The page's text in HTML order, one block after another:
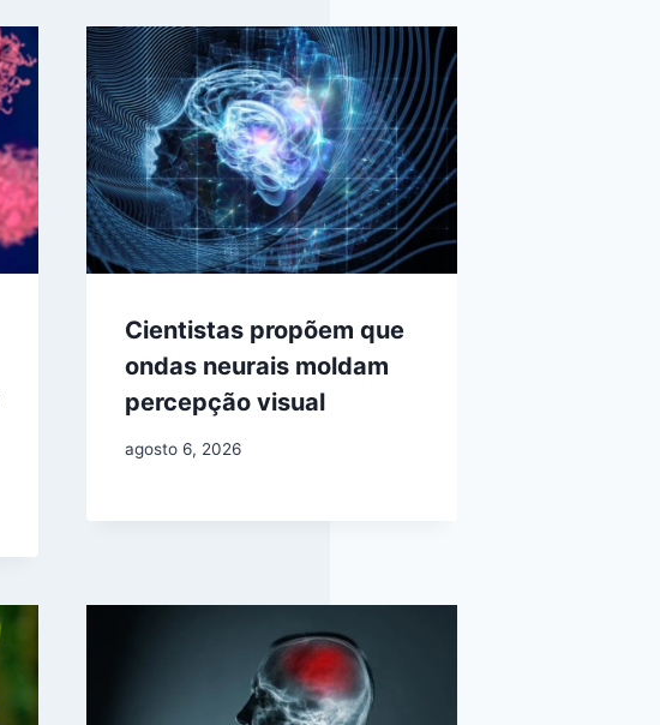
Cientistas propõem que
ondas neurais moldam
percepção visual
agosto 6, 2026